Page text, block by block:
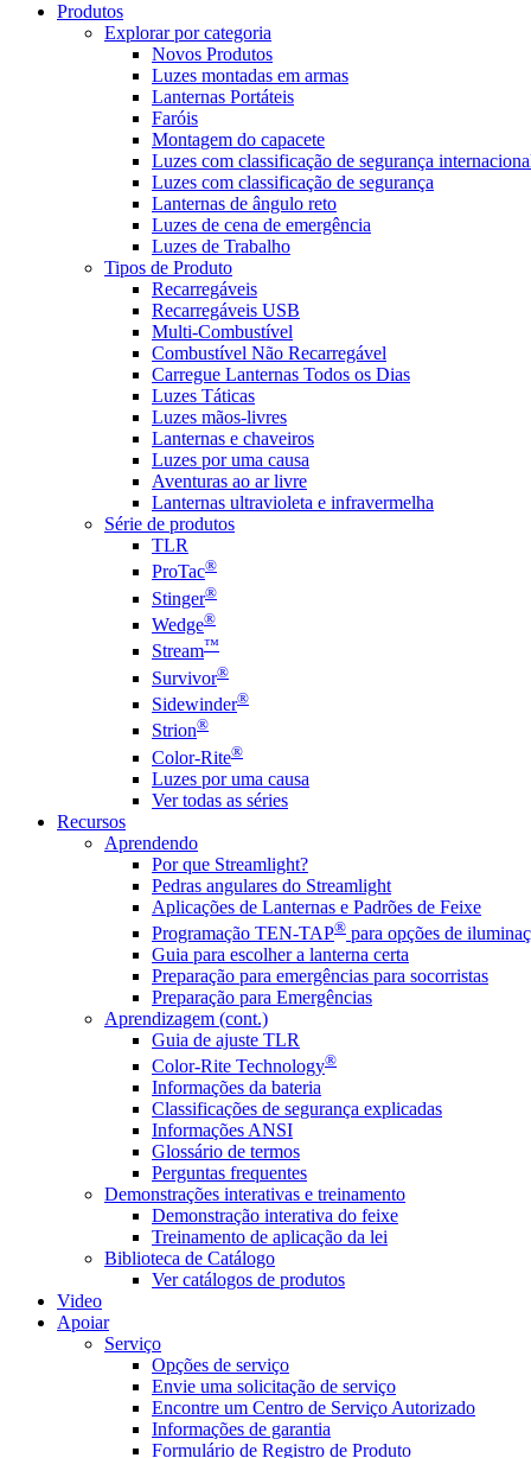
Produtos
Explorar por categoria
Novos Produtos
Luzes montadas em armas
Lanternas Portáteis
Faróis
Montagem do capacete
Luzes com classificação de segurança
Luzes com classificação de segurança
Lanternas de ângulo reto
Luzes de cena de emergência
Luzes de Trabalho
Tipos de Produto
Recarregáveis
Recarregáveis USB
Multi-Combustível
Combustível Não Recarregável
Carregue Lanternas Todos os Dias
Luzes Táticas
Luzes mãos-livres
Lanternas e chaveiros
Luzes por uma causa
Aventuras ao ar livre
Lanternas ultravioleta e infravermelha
Série de produtos
TLR
ProTac®
Stinger®
Wedge®
Stream™
Survivor®
Sidewinder®
Strion®
Color-Rite®
Luzes por uma causa
Ver todas as séries
Recursos
Aprendendo
Por que Streamlight?
Pedras angulares do Streamlight
Aplicações de Lanternas e Padrões de Feixe
Programação TEN-TAP® para opções de
Guia para escolher a lanterna certa
Preparação para emergências para socorristas
Preparação para Emergências
Aprendizagem (cont.)
Guia de ajuste TLR
Color-Rite Technology®
Informações da bateria
Classificações de segurança explicadas
Informações ANSI
Glossário de termos
Perguntas frequentes
Demonstrações interativas e treinamento
Demonstração interativa do feixe
Treinamento de aplicação da lei
Biblioteca de Catálogo
Ver catálogos de produtos
Video
Apoiar
Serviço
Opções de serviço
Envie uma solicitação de serviço
Encontre um Centro de Serviço Autorizado
Informações de garantia
Formulário de Registro de Produto